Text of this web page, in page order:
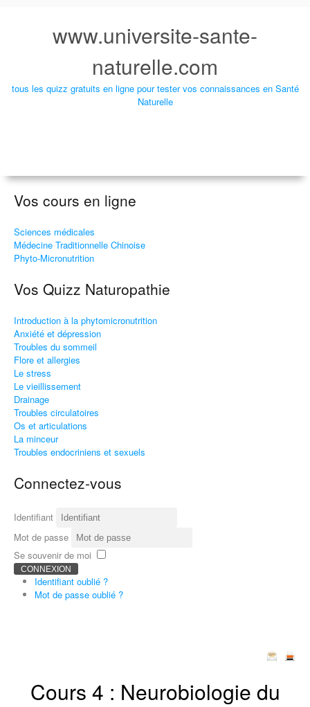
www.universite-sante-
naturelle.com
tous les quizz gratuits en ligne pour tester vos connaissances en Santé
Naturelle
Vos cours en ligne
Sciences médicales
Médecine Traditionnelle Chinoise
Phyto-Micronutrition
Vos Quizz Naturopathie
Introduction à la phytomicronutrition
Anxiété et dépression
Troubles du sommeil
Flore et allergies
Le stress
Le vieillissement
Drainage
Troubles circulatoires
Os et articulations
La minceur
Troubles endocriniens et sexuels
Connectez-vous
Identifiant
Mot de passe
Se souvenir de moi
CONNEXION
Identifiant oublié ?
Mot de passe oublié ?
Cours 4 : Neurobiologie du